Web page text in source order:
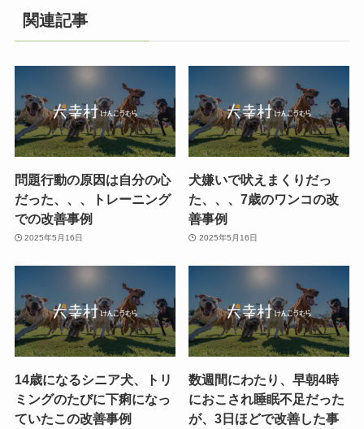
関連記事
問題行動の原因は自分の心
だった、、、トレーニング
での改善事例
2025年5月16日
犬嫌いで吠えまくりだっ
た、、、7歳のワンコの改
善事例
2025年5月16日
14歳になるシニア犬、トリ
ミングのたびに下痢になっ
ていたこの改善事例
数週間にわたり、早朝4時
におこされ睡眠不足だった
が、3日ほどで改善した事